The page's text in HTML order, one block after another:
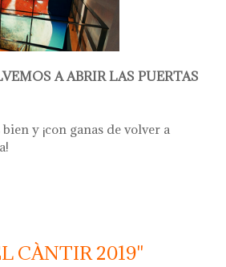
A ABRIR LAS PUERTAS
y ¡con ganas de volver a
el museo el 2 de junio
CÀNTIR 2019"